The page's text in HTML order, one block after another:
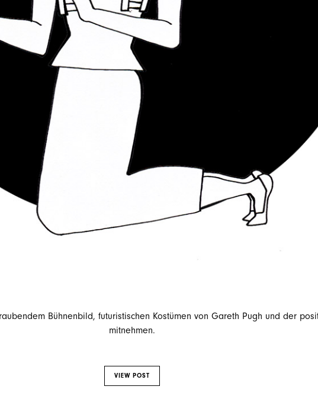
Bühnenbild, futuristischen Kostümen von Gareth Pugh und der
mitnehmen.
VIEW POST